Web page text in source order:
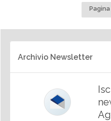
Pagina
Archivio Newsletter